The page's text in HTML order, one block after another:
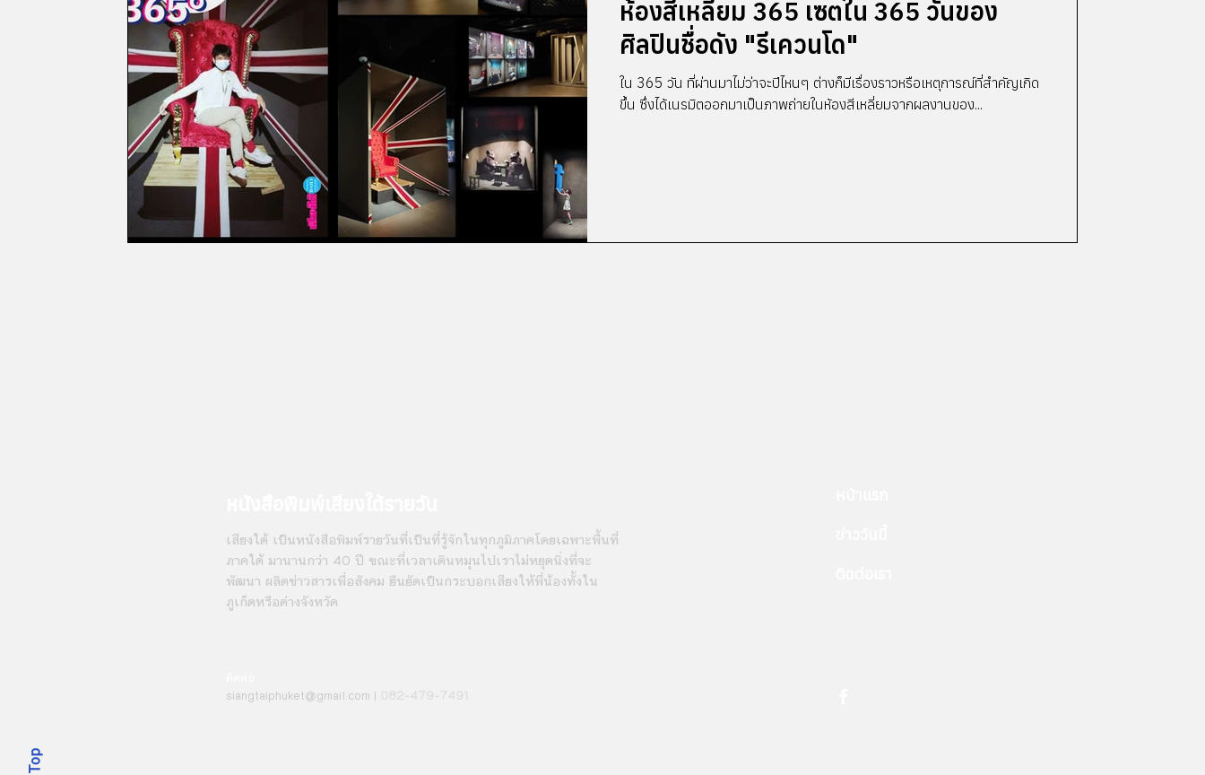
ห้องสี่เหลี่ยม 365 เซตใน 365 วันของ
ศิลปินชื่อดัง "รีเควนโด"
ใน 365 วัน ที่ผ่านมาไม่ว่าจะปีไหนๆ ต่างก็มีเรื่องราวหรือเหตุการณ์ที่สำคัญเกิด
ขึ้น ซึ่งได้เนรมิตออกมาเป็นภาพถ่ายในห้องสีเหลี่ยมจากผลงานของ...
เสียงใต้ เป็นหนังสือพิมพ์รายวันที่เป็นที่รู้จักในทุกภูมิภาคโดยเฉพาะพื้นที่
ภาคใต้ มานานกว่า 40 ปี ขณะที่เวลาเดินหมุนไปเราไม่หยุดนิ่งที่จะ
พัฒนา ผลิตข่าวสารเพื่อสังคม ยืนยัดเป็นกระบอกเสียงให้พี่น้องทั้งใน
ภูเก็ตหรือต่างจังหวัด
siangtaiphuket@gmail.com |